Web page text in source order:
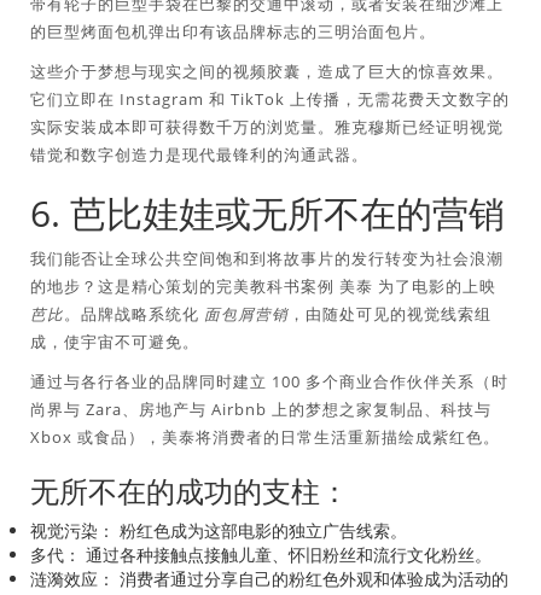
带有轮子的巨型手袋在巴黎的交通中滚动，或者安装在细沙滩上
的巨型烤面包机弹出印有该品牌标志的三明治面包片。
这些介于梦想与现实之间的视频胶囊，造成了巨大的惊喜效果。
它们立即在 Instagram 和 TikTok 上传播，无需花费天文数字的
实际安装成本即可获得数千万的浏览量。雅克穆斯已经证明视觉
错觉和数字创造力是现代最锋利的沟通武器。
6. 芭比娃娃或无所不在的营销
我们能否让全球公共空间饱和到将故事片的发行转变为社会浪潮
的地步？这是精心策划的完美教科书案例 美泰 为了电影的上映
芭比。品牌战略系统化 面包屑营销 ，由随处可见的视觉线索组
成，使宇宙不可避免。
通过与各行各业的品牌同时建立 100 多个商业合作伙伴关系（时
尚界与 Zara、房地产与 Airbnb 上的梦想之家复制品、科技与
Xbox 或食品），美泰将消费者的日常生活重新描绘成紫红色。
无所不在的成功的支柱：
视觉污染： 粉红色成为这部电影的独立广告线索。
多代： 通过各种接触点接触儿童、怀旧粉丝和流行文化粉丝。
涟漪效应： 消费者通过分享自己的粉红色外观和体验成为活动的